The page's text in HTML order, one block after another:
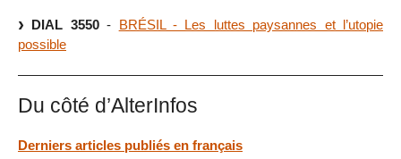
DIAL 3550- BRÉSIL - Les luttes paysannes et l’utopie
possible
Du côté d’AlterInfos
Derniers articles publiés en français